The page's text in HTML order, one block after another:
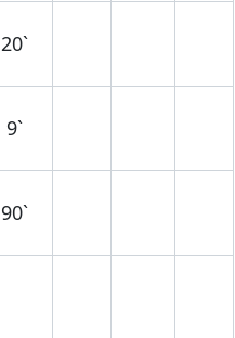
20`
9`
90`